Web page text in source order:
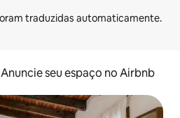
Anuncie seu espaço no Airbnb